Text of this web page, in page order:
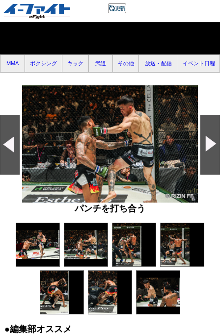
MMA ボクシング キック 武道 その他 放送・配信 イベント日程
パンチを打ち合う
●編集部オススメ